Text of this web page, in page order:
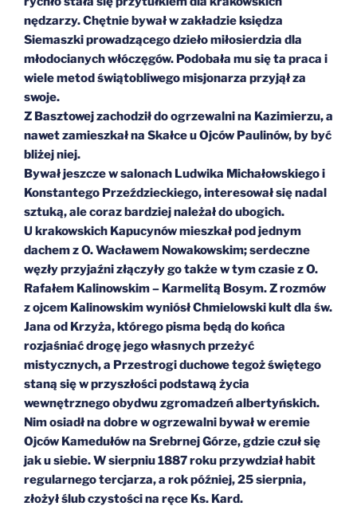
nędzarzy. Chętnie bywał w zakładzie księdza
Siemaszki prowadzącego dzieło miłosierdzia dla
młodocianych włóczęgów. Podobała mu się ta praca i
wiele metod świątobliwego misjonarza przyjął za
swoje.
Z Basztowej zachodził do ogrzewalni na Kazimierzu, a
nawet zamieszkał na Skałce u Ojców Paulinów, by być
bliżej niej.
Bywał jeszcze w salonach Ludwika Michałowskiego i
Konstantego Przeździeckiego, interesował się nadal
sztuką, ale coraz bardziej należał do ubogich.
U krakowskich Kapucynów mieszkał pod jednym
dachem z O. Wacławem Nowakowskim; serdeczne
węzły przyjaźni złączyły go także w tym czasie z O.
Rafałem Kalinowskim – Karmelitą Bosym. Z rozmów
z ojcem Kalinowskim wyniósł Chmielowski kult dla św.
Jana od Krzyża, którego pisma będą do końca
rozjaśniać drogę jego własnych przeżyć
mistycznych, a Przestrogi duchowe tegoż świętego
staną się w przyszłości podstawą życia
wewnętrznego obydwu zgromadzeń albertyńskich.
Nim osiadł na dobre w ogrzewalni bywał w eremie
Ojców Kamedułów na Srebrnej Górze, gdzie czuł się
jak u siebie. W sierpniu 1887 roku przywdział habit
regularnego tercjarza, a rok później, 25 sierpnia,
złożył ślub czystości na ręce Ks. Kard.